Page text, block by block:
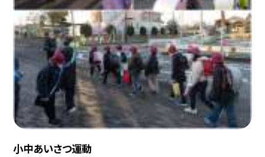
小中あいさつ運動